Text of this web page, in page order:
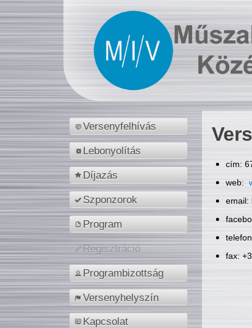
Versenyfelhívás
Lebonyolítás
Díjazás
Szponzorok
Program
Regisztráció
Programbizottság
Versenyhelyszín
Kapcsolat
cím:
web:
email:
fax: